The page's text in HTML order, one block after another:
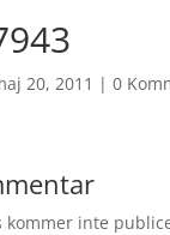
20, 2011 | 0
kommer inte